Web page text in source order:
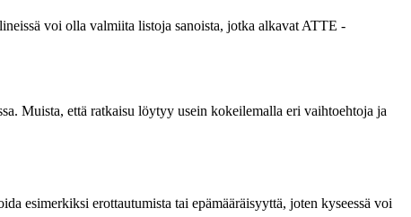
voi olla valmiita listoja sanoista, jotka alkavat ATTE -
Muista, että ratkaisu löytyy usein kokeilemalla eri vaihtoehtoja ja
esimerkiksi erottautumista tai epämääräisyyttä, joten kyseessä voi